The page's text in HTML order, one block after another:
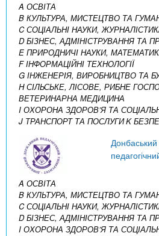
A ОСВІТА
B КУЛЬТУРА, МИСТЕЦТВО ТА
C СОЦІАЛЬНІ НАУКИ,
D БІЗНЕС, АДМІНІСТРУВАННЯ ТА
E ПРИРОДНИЧІ НАУКИ,
F ІНФОРМАЦІЙНІ ТЕХНОЛОГІЇ
G ІНЖЕНЕРІЯ, ВИРОБНИЦТВО ТА
H СІЛЬСЬКЕ, ЛІСОВЕ, РИБНЕ
ВЕТЕРИНАРНА МЕДИЦИНА
I ОХОРОНА ЗДОРОВ’Я ТА
J ТРАНСПОРТ ТА ПОСЛУГИK
A ОСВІТА
B КУЛЬТУРА, МИСТЕЦТВО ТА
C СОЦІАЛЬНІ НАУКИ,
D БІЗНЕС, АДМІНІСТРУВАННЯ ТА
I ОХОРОНА ЗДОРОВ’Я ТА